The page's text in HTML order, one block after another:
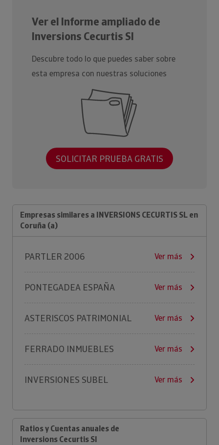
Ver el Informe ampliado de
Inversions Cecurtis Sl
Descubre todo lo que puedes saber sobre
esta empresa con nuestras soluciones
SOLICITAR PRUEBA GRATIS
Empresas similares a INVERSIONS CECURTIS SL en
Coruña (a)
PARTLER 2006 Ver más
PONTEGADEA ESPAÑA Ver más
ASTERISCOS PATRIMONIAL Ver más
FERRADO INMUEBLES Ver más
INVERSIONES SUBEL Ver más
Ratios y Cuentas anuales de
Inversions Cecurtis Sl